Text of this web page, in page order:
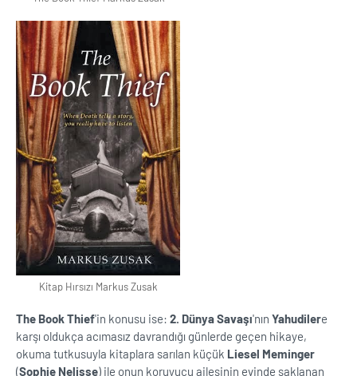
Kitap Hırsızı Markus Zusak
The Book Thief'in konusu ise: 2. Dünya Savaşı'nın Yahudilere
karşı oldukça acımasız davrandığı günlerde geçen hikaye,
okuma tutkusuyla kitaplara sarılan küçük Liesel Meminger
(Sophie Nelisse) ile onun koruyucu ailesinin evinde saklanan